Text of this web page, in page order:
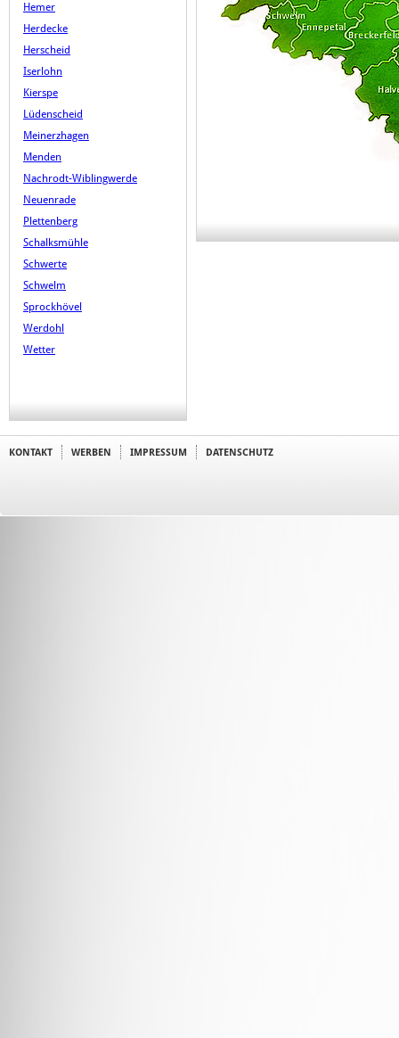
Hemer
Herdecke
Herscheid
Iserlohn
Kierspe
Lüdenscheid
Meinerzhagen
Menden
Nachrodt-Wiblingwerde
Neuenrade
Plettenberg
Schalksmühle
Schwerte
Schwelm
Sprockhövel
Werdohl
Wetter
KONTAKT WERBEN IMPRESSUM DATENSCHUTZ